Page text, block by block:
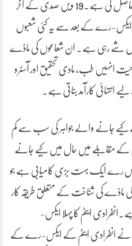
کا استعمال کرتے ہوئے حاصل کی ہے۔19 ویں صدی کے آخر
ایکس-رے کے بعد سے یہ کئی شعبوں
شے رہی ہے۔ ان شعاعوں کی مادّے
انہیں طب، مادی تحقیق اور آسٹرو
انتہائی کارآمد بناتی ہے۔
جانے والے جواہر کی سب سے کم
جس کے مقابلے میں حال میں کیے جانے
رے ایک بہت بڑی کامیابی ہے جو
مادّے کی شناخت کے متعلق طریقہ کار
ایٹم کا پہلا ایکس-
نے انفرادی ایٹم کے ایکس-رے کے